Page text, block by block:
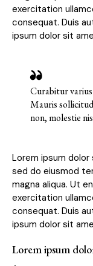
exercitation
consequat. Duis
ipsum dolor sit
Curabitur
Mauris
non, molestie
Lorem ipsum
sed do eiusmod
magna aliqua. Ut
exercitation
consequat. Duis
ipsum dolor sit
Lorem ipsum